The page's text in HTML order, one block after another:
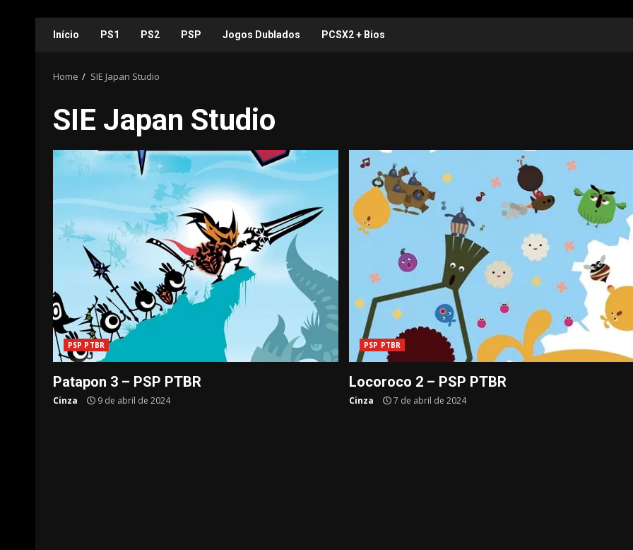
Início PS1 PS2 PSP Jogos Dublados PCSX2 + Bios
Home SIE Japan Studio
SIE Japan Studio
PSP PTBR
Patapon 3 – PSP PTBR
Cinza 9 de abril de 2024
PSP PTBR
Locoroco 2 – PSP PTBR
Cinza 7 de abril de 2024